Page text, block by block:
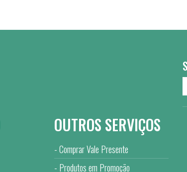
OUTROS SERVIÇOS
Comprar Vale Presente
Produtos em Promoção